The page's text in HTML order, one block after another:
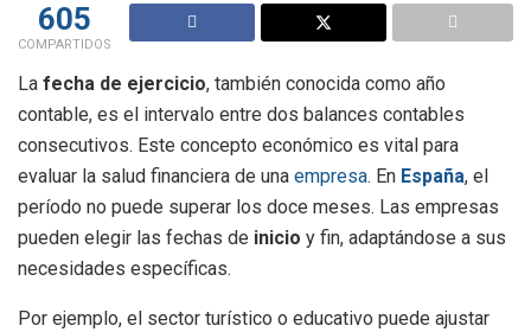
605
COMPARTIDOS
La fecha de ejercicio, también conocida como año
contable, es el intervalo entre dos balances contables
consecutivos. Este concepto económico es vital para
evaluar la salud financiera de una empresa. En España, el
período no puede superar los doce meses. Las empresas
pueden elegir las fechas de inicio y fin, adaptándose a sus
necesidades específicas.
Por ejemplo, el sector turístico o educativo puede ajustar